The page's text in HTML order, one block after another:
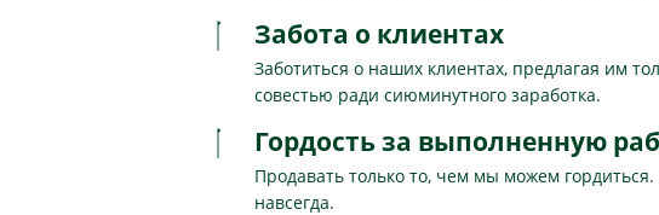
Забота о клиентах
Заботиться о наших клиентах, предлагая им
совестью ради сиюминутного заработка.
Гордость за выполненную
Продавать только то, чем мы можем
навсегда.